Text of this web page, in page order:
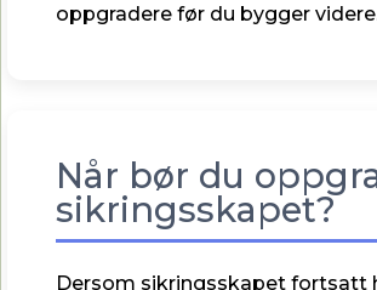
oppgradere før du bygger
Når bør du
sikringsskapet?
Dersom sikringsskapet fortsatt